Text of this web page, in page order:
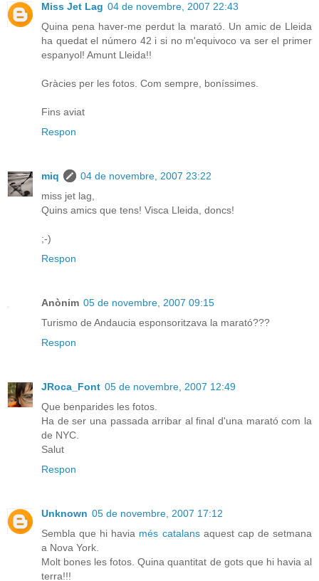
Miss Jet Lag 04 de novembre, 2007 22:43
Quina pena haver-me perdut la marató. Un amic de Lleida
ha quedat el número 42 i si no m'equivoco va ser el primer
espanyol! Amunt Lleida!!
Gràcies per les fotos. Com sempre, boníssimes.
Fins aviat
Respon
miq
04 de novembre, 2007 23:22
miss jet lag,
Quins amics que tens! Visca Lleida, doncs!
;-)
Respon
Anònim 05 de novembre, 2007 09:15
Turismo de Andaucia esponsoritzava la marató???
Respon
JRoca_Font 05 de novembre, 2007 12:49
Que benparides les fotos.
Ha de ser una passada arribar al final d'una marató com la
de NYC.
Salut
Respon
Unknown 05 de novembre, 2007 17:12
Sembla que hi havia més catalansaquest cap de setmana
a Nova York.
Molt bones les fotos. Quina quantitat de gots que hi havia al
terra!!!